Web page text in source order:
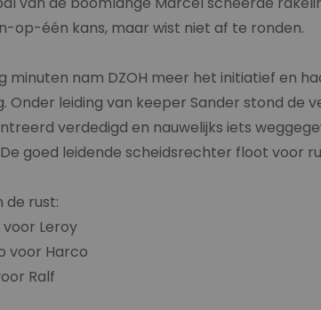
op-één kans, maar wist niet af te ronden.
minuten nam DZOH meer het initiatief en
Onder leiding van keeper Sander stond de
verdedigd en nauwelijks iets
goed leidende scheidsrechter floot voor
de rust:
Leroy
voor Harco
Ralf